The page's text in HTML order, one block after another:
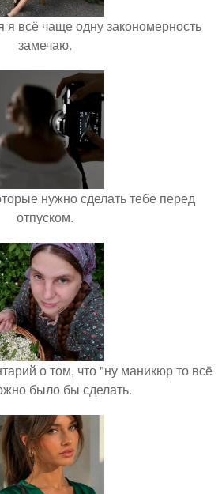
всё чаще одну закономерность
замечаю.
нужно сделать тебе перед
отпуском.
о том, что "ну маникюр то всё
было бы сделать.